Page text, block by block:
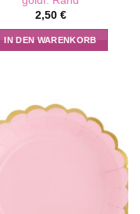
2,50 €
IN DEN WARENKORB